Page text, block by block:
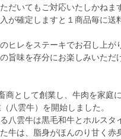
だいてもご対応いたしかね
が確定しますと１商品毎に
ヒレをステーキでお召し上
旨味を存分にお楽しみいただ
商として創業し、牛肉を家庭
八雲牛）を開始しました。
八雲牛は黒毛和牛とホルス
牛は、脂身がほんのり甘く赤